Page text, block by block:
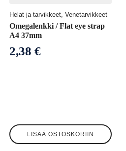
Helat ja tarvikkeet, Venetarvikkeet
Omegalenkki / Flat eye strap
A4 37mm
2,38 €
LISÄÄ OSTOSKORIIN